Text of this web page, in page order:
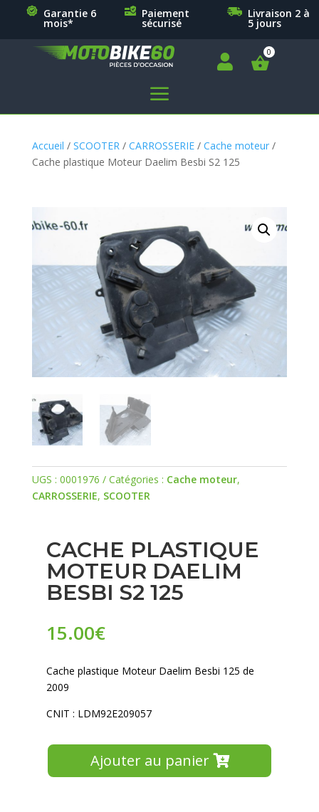
Garantie 6
mois*
Paiement
sécurisé
Livraison 2 à
5 jours

a
Accueil / SCOOTER / CARROSSERIE/ Cache moteur/
Cache plastique Moteur Daelim Besbi S2 125
UGS : 0001976 Catégories : Cache moteur,
CARROSSERIE, SCOOTER
CACHE PLASTIQUE
MOTEUR DAELIM
BESBI S2 125
15.00€
Cache plastique Moteur Daelim Besbi 125 de
2009
CNIT : LDM92E209057
Ajouter au panier